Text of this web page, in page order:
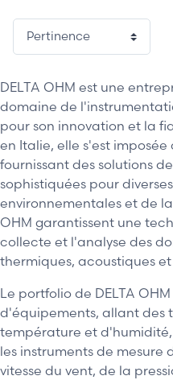
DELTA OHM est une
domaine de
pour son innovation et la
en Italie, elle s'est
fournissant des solutions
sophistiquées pour
environnementales et de
OHM garantissent une
collecte et l'analyse des
thermiques, acoustiques
Le portfolio de DELTA
d'équipements, allant des
température et
les instruments de
vitesse du vent, de la